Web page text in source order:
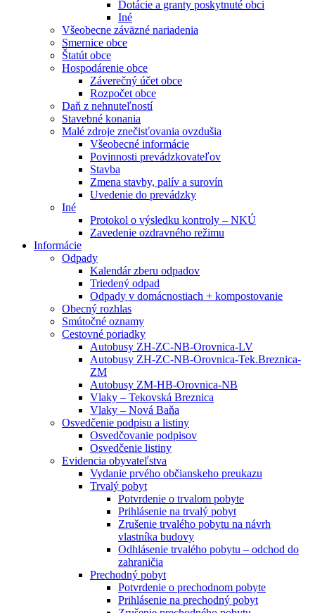
Dotácie a granty poskytnuté obci
Iné
Všeobecne záväzné nariadenia
Smernice obce
Štatút obce
Hospodárenie obce
Záverečný účet obce
Rozpočet obce
Daň z nehnuteľností
Stavebné konania
Malé zdroje znečisťovania ovzdušia
Všeobecné informácie
Povinnosti prevádzkovateľov
Stavba
Zmena stavby, palív a surovín
Uvedenie do prevádzky
Iné
Protokol o výsledku kontroly – NKÚ
Zavedenie ozdravného režimu
Informácie
Odpady
Kalendár zberu odpadov
Triedený odpad
Odpady v domácnostiach + kompostovanie
Obecný rozhlas
Smútočné oznamy
Cestovné poriadky
Autobusy ZH-ZC-NB-Orovnica-LV
Autobusy ZH-ZC-NB-Orovnica-Tek.Breznica-
ZM
Autobusy ZM-HB-Orovnica-NB
Vlaky – Tekovská Breznica
Vlaky – Nová Baňa
Osvedčenie podpisu a listiny
Osvedčovanie podpisov
Osvedčenie listiny
Evidencia obyvateľstva
Vydanie prvého občianskeho preukazu
Trvalý pobyt
Potvrdenie o trvalom pobyte
Prihlásenie na trvalý pobyt
Zrušenie trvalého pobytu na návrh
vlastníka budovy
Odhlásenie trvalého pobytu – odchod do
zahraničia
Prechodný pobyt
Potvrdenie o prechodnom pobyte
Prihlásenie na prechodný pobyt